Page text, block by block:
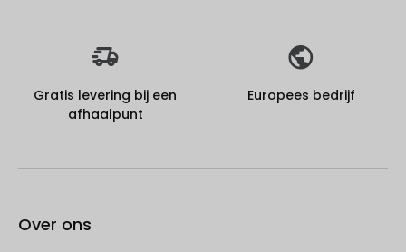
Gratis levering bij een
afhaalpunt
Europees bedrijf
Over ons